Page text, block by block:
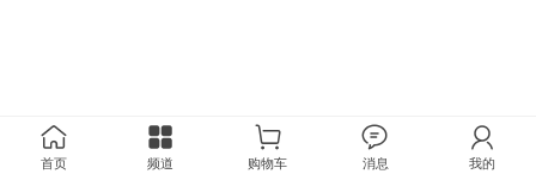
首页 频道 购物车 消息 我的